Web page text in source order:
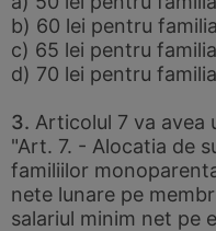
b) 60 lei pentru
c) 65 lei pentru
d) 70 lei pentru
3. Articolul 7 va avea
"Art. 7. - Alocatia de
familiilor
nete lunare pe
salariul minim net pe